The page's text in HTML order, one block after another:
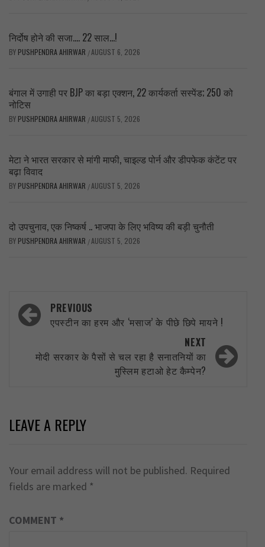
निर्दोष होने की सजा…. 22 साल…!
BY PUSHPENDRA AHIRWAR /AUGUST 6, 2026
बंगाल में उगाही पर BJP का बड़ा एक्शन, 22 कार्यकर्ता सस्पेंड; 250 को
नोटिस
BY PUSHPENDRA AHIRWAR /AUGUST 5, 2026
मेटा ने भारत सरकार से मांगी माफी, चाइल्ड पोर्न और डीपफेक कंटेंट पर
बढ़ा विवाद
BY PUSHPENDRA AHIRWAR /AUGUST 5, 2026
दो उपचुनाव, एक निष्कर्ष .. भाजपा के लिए भविष्य की बड़ी चुनौती
BY PUSHPENDRA AHIRWAR /AUGUST 5, 2026
Post
navigation
PREVIOUS
एपस्टीन का हरम और ‘मसाज’ के पीछे छिपे मायने !
NEXT
मोदी सरकार के पैसों से चल रहा है सनातनियों का
मुस्लिम हटाओ हेट कैम्पेन?
LEAVE A REPLY
Your email address will not be published. Required
fields are marked *
COMMENT *